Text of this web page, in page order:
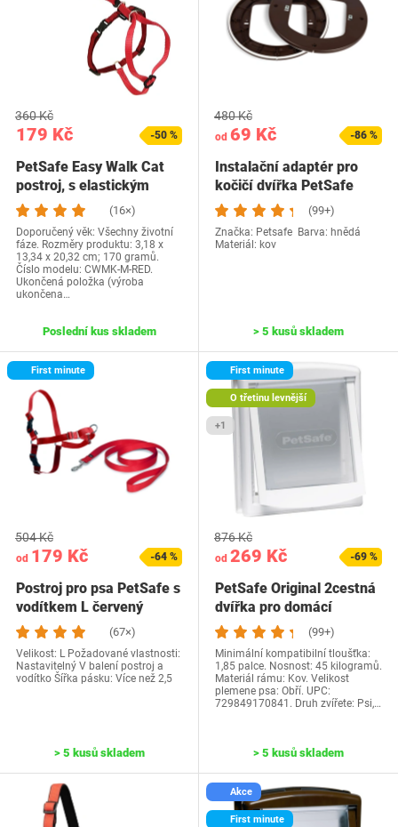
179 Kč
360 Kč
-50 %
PetSafe Easy Walk Cat
postroj, s elastickým
bungee…
(16×)
Doporučený věk: Všechny životní
fáze. Rozměry produktu: 3,18 x
13,34 x 20,32 cm; 170 gramů.
Číslo modelu: CWMK-M-RED.
Ukončená položka (výroba
ukončena…
Poslední kus skladem
od 69 Kč
480 Kč
-86 %
Instalační adaptér pro
kočičí dvířka PetSafe
(99+)
Značka: Petsafe Barva: hnědá
Materiál: kov
> 5 kusů skladem
First minute
od 179 Kč
504 Kč
-64 %
Postroj pro psa PetSafe s
vodítkem L červený
(67×)
Velikost: L Požadované vlastnosti:
Nastavitelný V balení postroj a
vodítko Šířka pásku: Více než 2,5
> 5 kusů skladem
First minute
O třetinu levnější
+1
od 269 Kč
876 Kč
-69 %
PetSafe Original 2cestná
dvířka pro domácí
mazlíčky, rychlá…
(99+)
Minimální kompatibilní tloušťka:
1,85 palce. Nosnost: 45 kilogramů.
Materiál rámu: Kov. Velikost
plemene psa: Obří. UPC:
729849170841. Druh zvířete: Psi,…
> 5 kusů skladem
Akce
First minute